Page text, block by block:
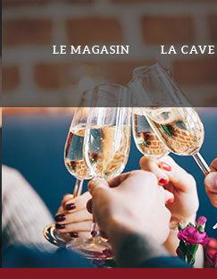
LE MAGASIN LA CAVE